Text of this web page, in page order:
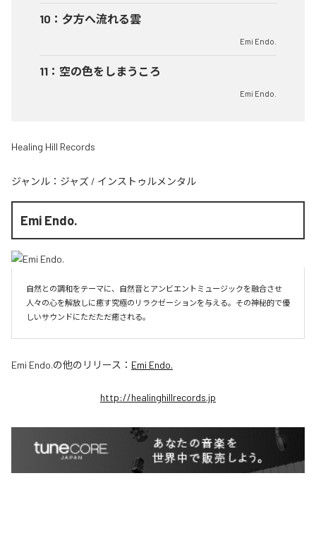
10 ： 夕方へ流れる雲
Emi Endo.
11 ： 空の色をしまうころ
Emi Endo.
Healing Hill Records
ジャンル： ジャズ / インストゥルメンタル
Emi Endo.
自然との調和をテーマに、自然音とアンビエントミュージックを融合させ
人々の心を解放しに癒す究極のリラクゼーションを与える。その神秘的で優
しいサウンドにただただ癒される。
Emi Endo.の他のリリース： Emi Endo.
http://healinghillrecords.jp